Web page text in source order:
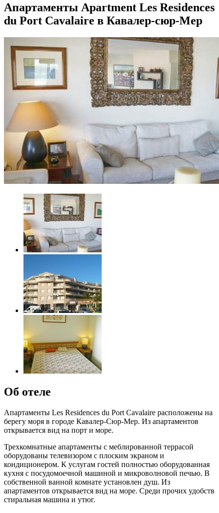
Апартаменты Apartment Les Residences
du Port Cavalaire в Кавалер-сюр-Мер
Об отеле
Апартаменты Les Residences du Port Cavalaire расположены на
берегу моря в городе Кавалер-Сюр-Мер. Из апартаментов
открывается вид на порт и море.
Трехкомнатные апартаменты с меблированной террасой
оборудованы телевизором с плоским экраном и
кондиционером. К услугам гостей полностью оборудованная
кухня с посудомоечной машиной и микроволновой печью. В
собственной ванной комнате установлен душ. Из
апартаментов открывается вид на море. Среди прочих удобств
стиральная машина и утюг.